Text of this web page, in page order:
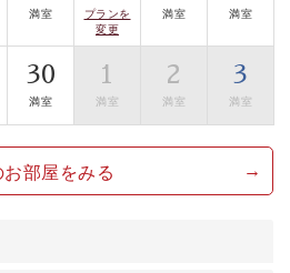
覧席はございません。
面しておりますが、低層階の
てしまいます。
満室
プランを
変更
満室 満室
30
満室
1
満室
2
満室
3
満室
部屋をみる